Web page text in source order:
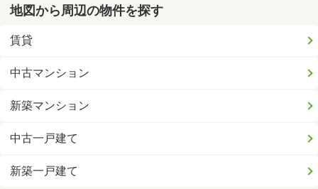
地図から周辺の物件を探す
賃貸
中古マンション
新築マンション
中古一戸建て
新築一戸建て